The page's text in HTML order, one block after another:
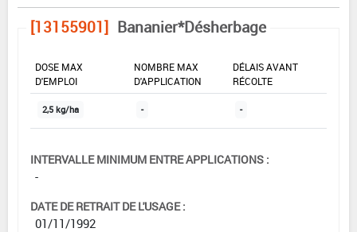
[13155901] Bananier*Désherbage
DOSE MAX
D'EMPLOI
NOMBRE MAX
D'APPLICATION
DÉLAIS AVANT
RÉCOLTE
2,5 kg/ha - -
INTERVALLE MINIMUM ENTRE APPLICATIONS :
-
DATE DE RETRAIT DE L'USAGE :
01/11/1992